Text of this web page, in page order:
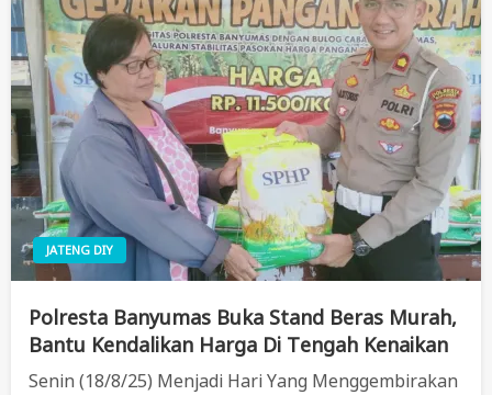
JATENG DIY
Polresta Banyumas Buka Stand Beras Murah,
Bantu Kendalikan Harga Di Tengah Kenaikan
Senin (18/8/25) Menjadi Hari Yang Menggembirakan